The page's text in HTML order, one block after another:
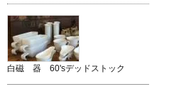
白磁 器 60'sデッドストック